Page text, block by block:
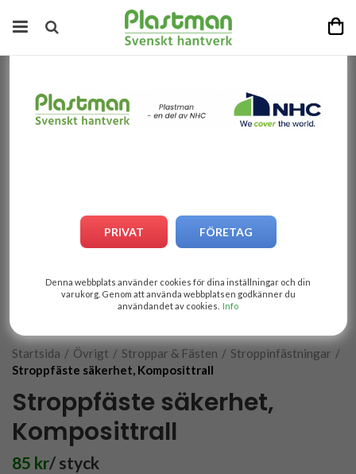
PRIVAT FÖRETAG
Denna webbplats använder cookies för dina inställningar och din
varukorg. Genom att använda webbplatsen godkänner du
användandet av cookies. Info
4
Startsida / Övrigt / Stroppar & Fästen / Stroppinfästningar /
Stroppfäste säkerhet, Komposittrall
Stroppfäste säkerhet,
Komposittrall
85 kr/ styck